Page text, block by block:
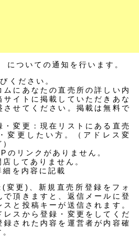
についての通知を行います。
ください。
ムにあなたの直売所の詳しい内
サイトに掲載していただきあな
させてください。掲載は無料で
・変更：現在リストにある直売
変更したい方。（アドレス変
のリンクがありません。
してありません。
細を内容に記載
変更)、新規直売所登録をフォ
で頂きますと、返信メールに登
と投稿キーが送信されます。
レスから登録・変更をしてくだ
録された内容を運営者が内容確